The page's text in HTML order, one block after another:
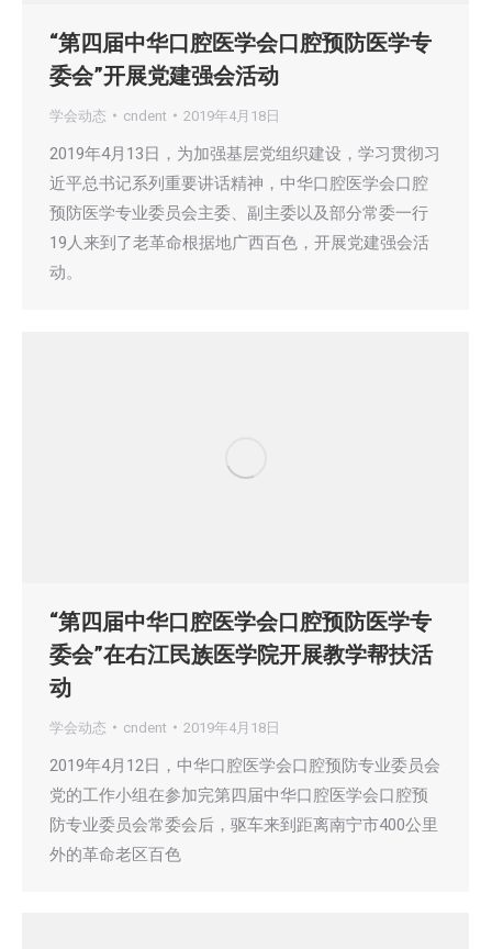
“第四届中华口腔医学会口腔预防医学专
委会”开展党建强会活动
学会动态 cndent 2019年4月18日
2019年4月13日，为加强基层党组织建设，学习贯彻习
近平总书记系列重要讲话精神，中华口腔医学会口腔
预防医学专业委员会主委、副主委以及部分常委一行
19人来到了老革命根据地广西百色，开展党建强会活
动。
“第四届中华口腔医学会口腔预防医学专
委会”在右江民族医学院开展教学帮扶活
动
学会动态 cndent 2019年4月18日
2019年4月12日，中华口腔医学会口腔预防专业委员会
党的工作小组在参加完第四届中华口腔医学会口腔预
防专业委员会常委会后，驱车来到距离南宁市400公里
外的革命老区百色